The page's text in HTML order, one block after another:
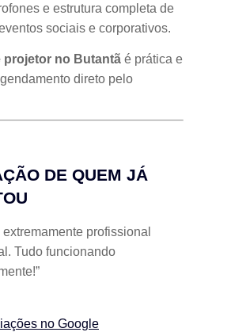
e estrutura completa de
sociais e corporativos.
projetor no Butantã é prática e
direto pelo
DE QUEM JÁ
extremamente profissional
Tudo funcionando
no Google